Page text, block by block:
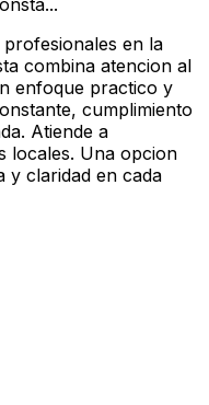
en la
combina atencion al
enfoque practico y
cumplimiento
Atiende a
locales. Una opcion
y claridad en cada